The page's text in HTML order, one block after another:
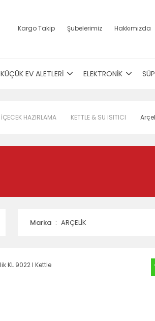
Kargo Takip Şubelerimiz Hakkımızda
KÜÇÜK EV ALETLERİ ELEKTRONİK
İÇECEK HAZIRLAMA KETTLE & SU ISITICI
Marka ARÇELİK